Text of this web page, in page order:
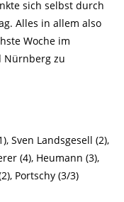
sich selbst durch
Alles in allem also
Woche im
Nürnberg zu
Sven Landsgesell (2),
(4), Heumann (3),
Portschy (3/3)